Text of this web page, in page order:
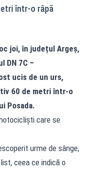
într-o râpă
joi, în județul Argeș,
DN 7C –
ucis de un urs,
60 de metri într-o
Posada.
care se
urme de sânge,
ceea ce indică o